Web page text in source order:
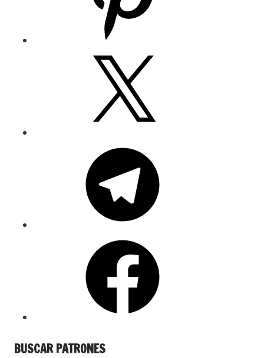
BUSCAR PATRONES